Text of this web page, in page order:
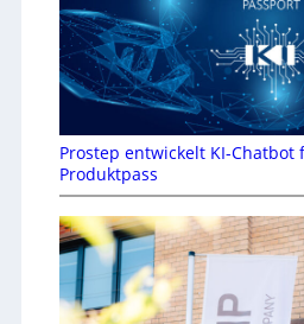
Prostep entwickelt KI-
Produktpass